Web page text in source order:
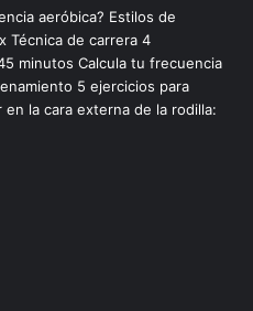
u
b
a
g
o
k
aeróbica? Estilos de
Técnica de carrera 4
minutos Calcula tu frecuencia
5 ejercicios para
en la cara externa de la rodilla: